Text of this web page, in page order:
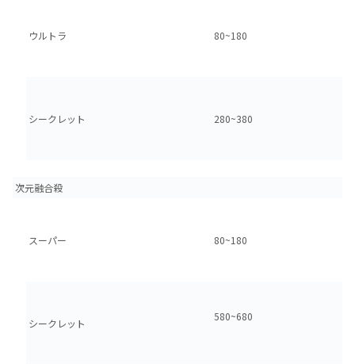
ウルトラ 80~180
シークレット 280~380
次元融合殺
スーパー 80~180
シークレット
580~680